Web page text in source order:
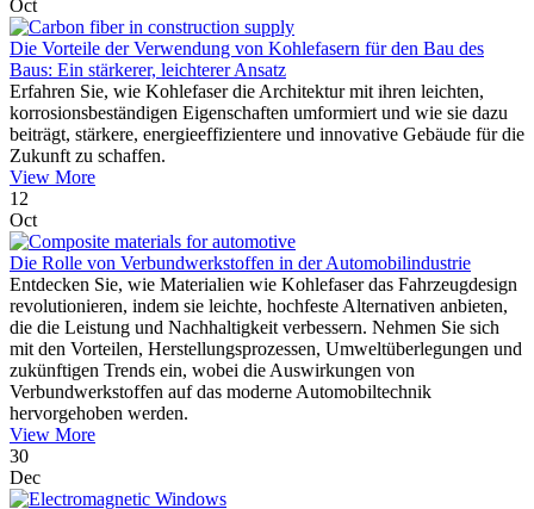
Oct
Die Vorteile der Verwendung von Kohlefasern für den Bau des
Baus: Ein stärkerer, leichterer Ansatz
Erfahren Sie, wie Kohlefaser die Architektur mit ihren leichten,
korrosionsbeständigen Eigenschaften umformiert und wie sie dazu
beiträgt, stärkere, energieeffizientere und innovative Gebäude für die
Zukunft zu schaffen.
View More
12
Oct
Die Rolle von Verbundwerkstoffen in der Automobilindustrie
Entdecken Sie, wie Materialien wie Kohlefaser das Fahrzeugdesign
revolutionieren, indem sie leichte, hochfeste Alternativen anbieten,
die die Leistung und Nachhaltigkeit verbessern. Nehmen Sie sich
mit den Vorteilen, Herstellungsprozessen, Umweltüberlegungen und
zukünftigen Trends ein, wobei die Auswirkungen von
Verbundwerkstoffen auf das moderne Automobiltechnik
hervorgehoben werden.
View More
30
Dec